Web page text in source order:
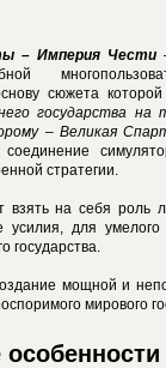
– Империя Чести
сюжета
государства на
– Великая
соединение
стратегии.
взять на себя роль
усилия, для
государства.
мощной и
мирового